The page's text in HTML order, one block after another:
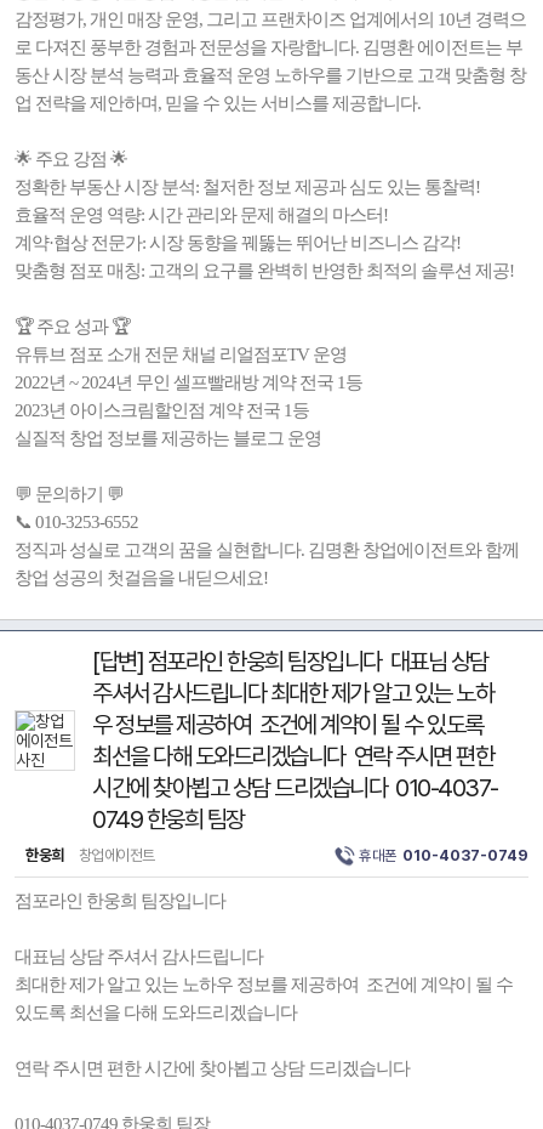
감정평가, 개인 매장 운영, 그리고 프랜차이즈 업계에서의 10년 경력으
로 다져진 풍부한 경험과 전문성을 자랑합니다. 김명환 에이전트는 부
동산 시장 분석 능력과 효율적 운영 노하우를 기반으로 고객 맞춤형 창
업 전략을 제안하며, 믿을 수 있는 서비스를 제공합니다.
🌟 주요 강점 🌟
정확한 부동산 시장 분석: 철저한 정보 제공과 심도 있는 통찰력!
효율적 운영 역량: 시간 관리와 문제 해결의 마스터!
계약·협상 전문가: 시장 동향을 꿰뚫는 뛰어난 비즈니스 감각!
맞춤형 점포 매칭: 고객의 요구를 완벽히 반영한 최적의 솔루션 제공!
🏆 주요 성과 🏆
유튜브 점포 소개 전문 채널 리얼점포TV 운영
2022년 ~ 2024년 무인 셀프빨래방 계약 전국 1등
2023년 아이스크림할인점 계약 전국 1등
실질적 창업 정보를 제공하는 블로그 운영
💬 문의하기 💬
📞 010-3253-6552
정직과 성실로 고객의 꿈을 실현합니다. 김명환 창업에이전트와 함께
창업 성공의 첫걸음을 내딛으세요!
[답변] 점포라인 한웅희 팀장입니다 대표님 상담
주셔서 감사드립니다 최대한 제가 알고 있는 노하
우 정보를 제공하여 조건에 계약이 될 수 있도록
최선을 다해 도와드리겠습니다 연락 주시면 편한
시간에 찾아뵙고 상담 드리겠습니다 010-4037-
0749 한웅희 팀장
한웅희 창업에이전트 휴대폰 010-4037-0749
점포라인 한웅희 팀장입니다
대표님 상담 주셔서 감사드립니다
최대한 제가 알고 있는 노하우 정보를 제공하여 조건에 계약이 될 수
있도록 최선을 다해 도와드리겠습니다
연락 주시면 편한 시간에 찾아뵙고 상담 드리겠습니다
010-4037-0749 한웅희 팀장